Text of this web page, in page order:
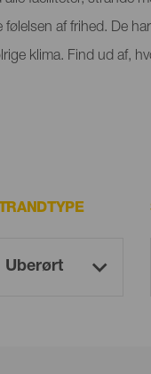
af frihed. De
klima. Find ud af,